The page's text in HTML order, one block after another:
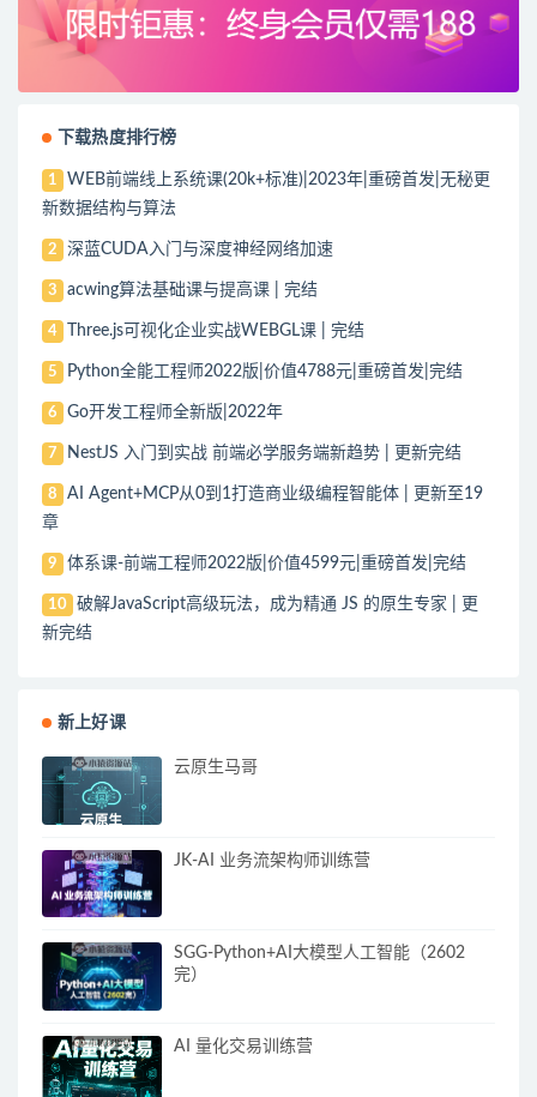
下载热度排行榜
1
WEB前端线上系统课(20k+标准)|2023年|重磅首发|无秘更
新数据结构与算法
2 深蓝CUDA入门与深度神经网络加速
3 acwing算法基础课与提高课 | 完结
4 Three.js可视化企业实战WEBGL课 | 完结
5 Python全能工程师2022版|价值4788元|重磅首发|完结
6 Go开发工程师全新版|2022年
7 NestJS 入门到实战 前端必学服务端新趋势 | 更新完结
8
AI Agent+MCP从0到1打造商业级编程智能体 | 更新至19
章
9 体系课-前端工程师2022版|价值4599元|重磅首发|完结
10
破解JavaScript高级玩法，成为精通 JS 的原生专家 | 更
新完结
新上好课
云原生马哥
JK-AI 业务流架构师训练营
SGG-Python+AI大模型人工智能（2602
完）
AI 量化交易训练营